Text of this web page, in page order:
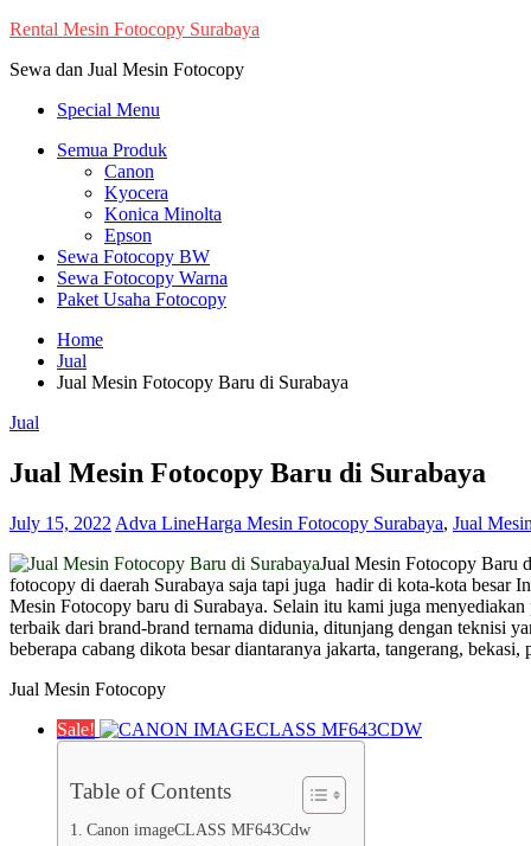
Skip
content
Rental Mesin Fotocopy Surabaya
Sewa dan Jual Mesin Fotocopy
Special Menu
Semua Produk
Canon
Kyocera
Konica Minolta
Epson
Sewa Fotocopy BW
Sewa Fotocopy Warna
Paket Usaha Fotocopy
Home
Jual
Jual Mesin Fotocopy Baru di Surabaya
Jual
Jual Mesin Fotocopy Baru di Surabaya
July 15, 2022 Adva LineHarga Mesin Fotocopy Surabaya, Jual
Jual Mesin Fotocopy Baru
fotocopy di daerah Surabaya saja tapi juga hadir di kota-kota besar
Mesin Fotocopy baru di Surabaya. Selain itu kami juga
terbaik dari brand-brand ternama didunia, ditunjang dengan teknisi
beberapa cabang dikota besar diantaranya jakarta, tangerang,
Jual Mesin Fotocopy
Sale!
Table of Contents
Canon imageCLASS MF643Cdw